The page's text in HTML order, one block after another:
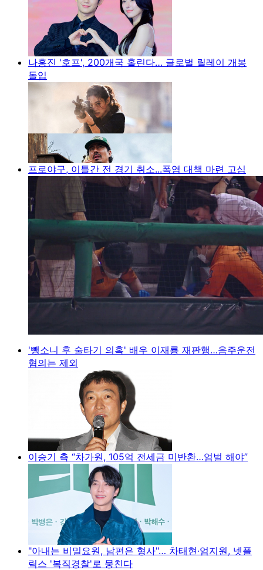
나홍진 '호프', 200개국 홀린다… 글로벌 릴레이 개봉
돌입
프로야구, 이틀간 전 경기 취소...폭염 대책 마련 고심
'뺑소니 후 술타기 의혹' 배우 이재룡 재판행…음주운전
혐의는 제외
이승기 측 “차가원, 105억 전세금 미반환…엄벌 해야”
"아내는 비밀요원, 남편은 형사"… 차태현·엄지원, 넷플
릭스 '복직경찰'로 뭉친다